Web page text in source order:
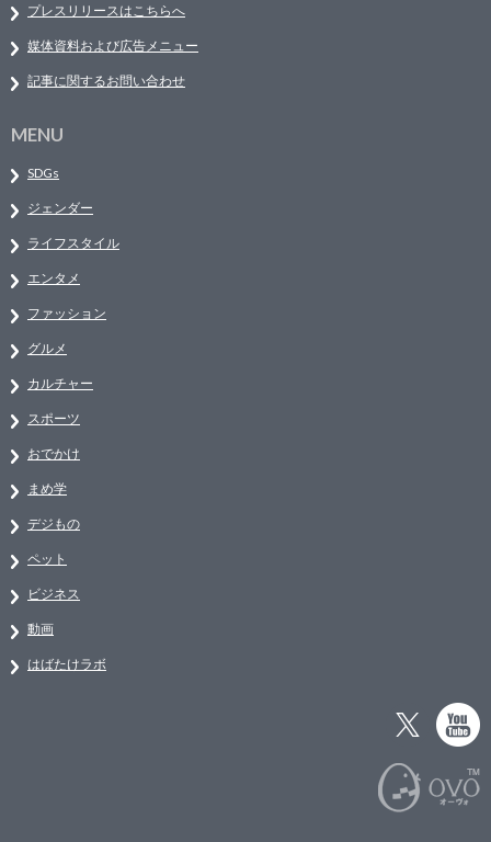
プレスリリースはこちらへ
媒体資料および広告メニュー
記事に関するお問い合わせ
MENU
SDGs
ジェンダー
ライフスタイル
エンタメ
ファッション
グルメ
カルチャー
スポーツ
おでかけ
まめ学
デジもの
ペット
ビジネス
動画
はばたけラボ